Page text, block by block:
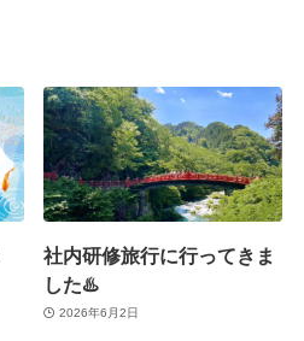
社内研修旅行に行ってきま
した♨️
2026年6月2日